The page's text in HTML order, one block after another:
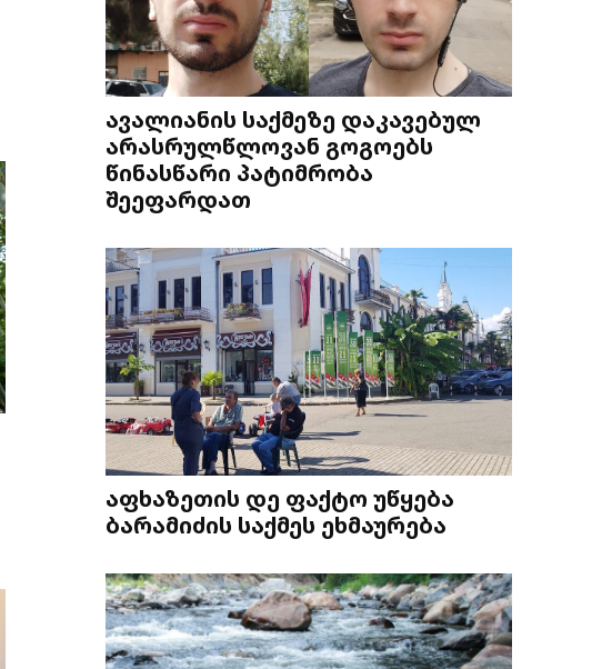
ავალიანის საქმეზე დაკავებულ
არასრულწლოვან გოგოებს
წინასწარი პატიმრობა
შეეფარდათ
აფხაზეთის დე ფაქტო უწყება
ბარამიძის საქმეს ეხმაურება